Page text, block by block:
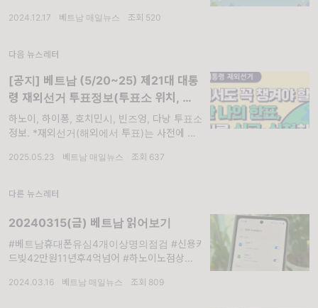
하노이스마트시티화재, #호치민시전철1호선체
#큐레이션 #요약 해드립니다. #한국외교부해
2024.12.17 베트남 매일뉴스 조회 520
다음 뉴스레터
[공지] 베트남 (5/20~25) 제21대 대통
령 재외선거 투표정보(투표소 위치, 셔틀
버스 등)
하노이, 하이퐁, 호치민시, 빈즈엉, 다낭 투표소
정보. *재외선거(해외에서 투표)는 사전에 재외
거주 오래한 것과 무관합니다. 하기 선관위 사
시길
2025.05.23 베트남 매일뉴스 조회 637
다른 뉴스레터
20240315(금) 베트남 읽어보기
#베트남휴대폰유심4개이상명의점검 #신용카
드빚42만원11년후4억넘어 #하노이노점상서
서빙 #냐짱식중독살모넬라검출. #베읽이 매일
2024.03.16 베트남 매일뉴스 조회 809